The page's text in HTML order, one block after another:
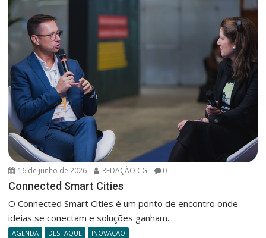
16 de junho de 2026 REDAÇÃO CG 0
Connected Smart Cities
O Connected Smart Cities é um ponto de encontro onde
ideias se conectam e soluções ganham...
AGENDA DESTAQUE INOVAÇÃO